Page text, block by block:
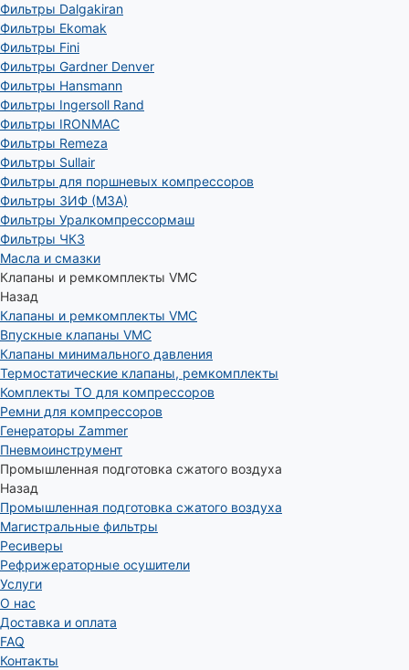
Фильтры Dalgakiran
Фильтры Ekomak
Фильтры Fini
Фильтры Gardner Denver
Фильтры Hansmann
Фильтры Ingersoll Rand
Фильтры IRONMAC
Фильтры Remeza
Фильтры Sullair
Фильтры для поршневых компрессоров
Фильтры ЗИФ (МЗА)
Фильтры Уралкомпрессормаш
Фильтры ЧКЗ
Масла и смазки
Клапаны и ремкомплекты VMC
Назад
Клапаны и ремкомплекты VMC
Впускные клапаны VMC
Клапаны минимального давления
Термостатические клапаны, ремкомплекты
Комплекты ТО для компрессоров
Ремни для компрессоров
Генераторы Zammer
Пневмоинструмент
Промышленная подготовка сжатого воздуха
Назад
Промышленная подготовка сжатого воздуха
Магистральные фильтры
Ресиверы
Рефрижераторные осушители
Услуги
О нас
Доставка и оплата
FAQ
Контакты